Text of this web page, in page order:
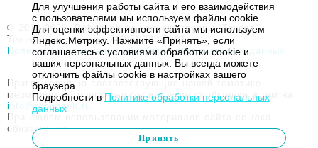
© 2014-2026. Robogeek.ru - проект группы “Текарт”.
Телефон редакции+7(495) 790-7591
Политика в отношении обработки персональных данных
Приглашения на соответствующие нашей тематике
мероприятия, пресс-релизы и другие сообщения ждем на
info@robogeek.ru
При любом использовании материалов сайта ссылка
обязательна.
Для улучшения работы сайта и его взаимодействия
с пользователями мы используем файлы cookie.
Для оценки эффективности сайта мы используем
Яндекс.Метрику. Нажмите «Принять», если
соглашаетесь с условиями обработки cookie и
ваших персональных данных. Вы всегда можете
отключить файлы cookie в настройках вашего
браузера.
Подробности в Политике обработки персональных
данных
Принять